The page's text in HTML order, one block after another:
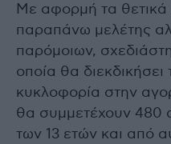
Με αφορμή τα θετικά
παραπάνω μελέτης
παρόμοιων,
οποία θα διεκδικήσει
κυκλοφορία στην
θα συμμετέχουν 480
των 13 ετών και από